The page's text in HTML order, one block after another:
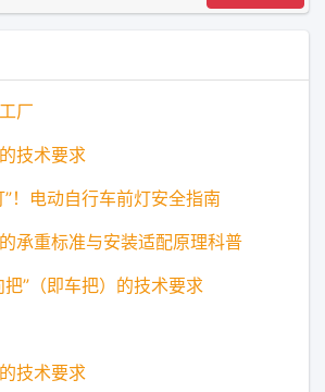
厂
技术要求
”！电动自行车前灯安全指南
承重标准与安装适配原理科普
把”（即车把）的技术要求
技术要求